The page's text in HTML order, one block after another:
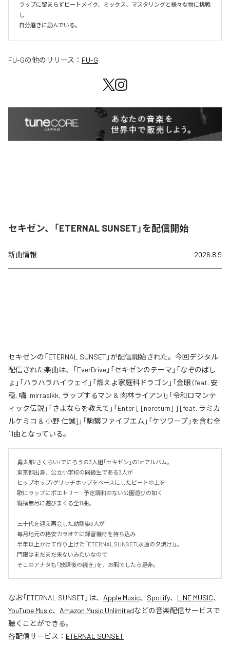
ラップに留まらずビートメイク、ミックス、マスタリングと様々な物に挑戦
し
自分磨きに励んでいる。
FU-Gの他のリリース： FU-G
セキゼン、「ETERNAL SUNSET」を配信開始
新曲情報 2026.8.9
セキゼンの「ETERNAL SUNSET」が配信開始された。今回デジタル
配信された楽曲は、「EverDrive」「セキゼンのテーマ」「なぞのばし
ょ」「ハラハラハイウェイ」「燃えよ家庭科ドラゴン」「金眼 (feat. 安
穏, 嘯, mirrasikk, ラップするマン & 肉林ライアン)」「令和ロマンテ
ィック伝説」「さよならを教えて」「Enter [ [noreturn] ] [feat. ラミカ
ルケミコ & 小野 仁誠]」「駒繋ファイブエム」「ケツワープ」を含む全
11曲となっている。
勇太郎/さくらい/でにろうの3人組「セキゼン」の1stアルバム。
東京都出身、公立小学校の同級生である3人が
ヒップホップ/グリッチホップをベースにしたビートの上を
歌にラップにポエトリー…予定調和のない公園遊びの如く
縦横無尽に遊びまくる全11曲。
三十代を迎え再会した幼馴染3人が
毎月地元の格安カラオケに録音機材を持ち込み
半年以上かけて作り上げた「ETERNAL SUNSET(永遠の夕焼け)」。
門限はまだまだ来ないみたいなので
そこのアナタも「放課後の続き」を、お暇でしたら是非。
なお「ETERNAL SUNSET 」は、 Apple Music、 Spotify、 LINE MUSIC、
YouTube Music、 Amazon Music Unlimitedなどの音楽配信サービスで
聴くことができる。
各配信サービス： ETERNAL SUNSET